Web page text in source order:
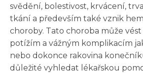
svědění, bolestivost, krvácení,
tkání a především také vznik
choroby. Tato choroba může
potížím a vážným komplikacím
nebo dokonce rakovina
důležité vyhledat lékařskou